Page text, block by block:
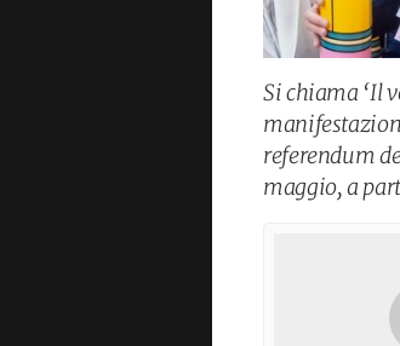
Si chiama ‘Il
referendum
maggio, a